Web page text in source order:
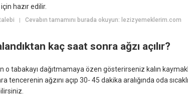
hazır edilir.
| Cevabın tamamını burada okuyun: lezizyemeklerim.com
kaç saat sonra ağzı açılır?
o tabakayı dağıtmamaya özen gösterirseniz kalın
tencerenin ağzını açıp 30- 45 dakika aralığında oda